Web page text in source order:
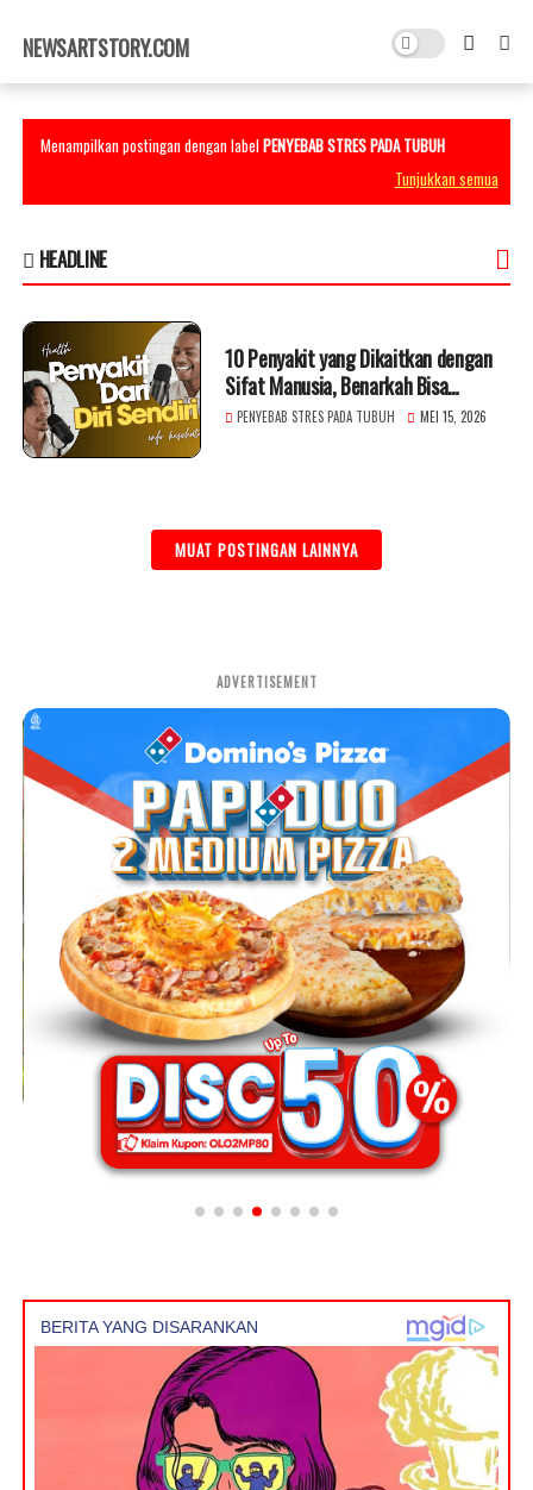
×
NEWSARTSTORY.COM
Menampilkan postingan dengan labelPENYEBAB STRES PADA TUBUH
Tunjukkan semua
HEADLINE
10 Penyakit yang Dikaitkan dengan
Sifat Manusia, Benarkah Bisa
Berpengaruh?
PENYEBAB STRES PADA TUBUH MEI 15, 2026
MUAT POSTINGAN LAINNYA
ADVERTISEMENT